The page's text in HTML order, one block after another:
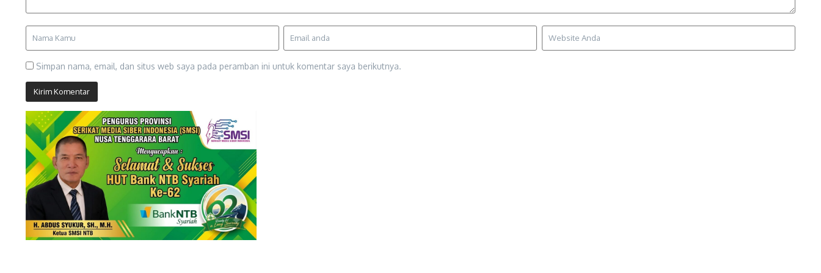
Simpan nama, email, dan situs web saya pada peramban ini untuk komentar saya berikutnya.